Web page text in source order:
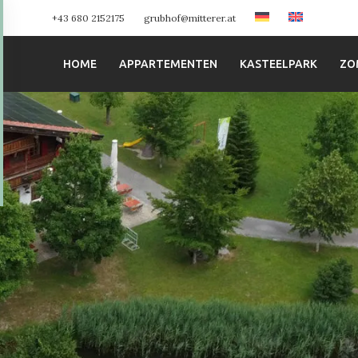
+43 680 2152175 grubhof@mitterer.at
HOME APPARTEMENTEN KASTEELPARK